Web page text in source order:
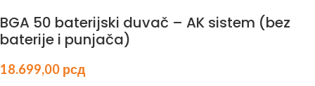
BGA 50 baterijski duvač – AK sistem (bez
baterije i punjača)
18.699,00 рсд